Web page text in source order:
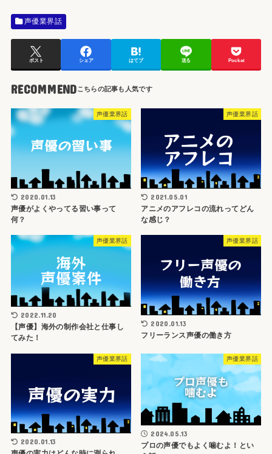
声優業界話
ポスト シェア はてブ 送る Pocket
RECOMMEND
声優業界話
2020.01.13
声優がよくやってる習い事って
何？
声優業界話
2021.05.01
アニメのアフレコの流れってどん
な感じ？
声優業界話
2022.11.20
【声優】海外の制作会社と仕事し
てみた！
声優業界話
2020.01.13
フリーランス声優の働き方
声優業界話
2020.01.13
声優業界話
2024.05.13
プロの声優でもよく噛むよ！とい